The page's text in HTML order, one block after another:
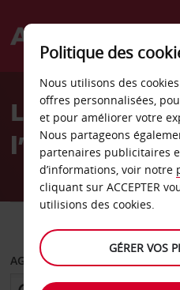
Welcome
AvisLocation de
l’aéroport de
AGENCE DE DÉPART
Politique des
Nous utilisons des
offres personnalisées,
et pour améliorer votre
Nous partageons
partenaires publicitaires
d’informations, voir notre
cliquant sur ACCEPTER
utilisions des cookies.
GÉRER VOS